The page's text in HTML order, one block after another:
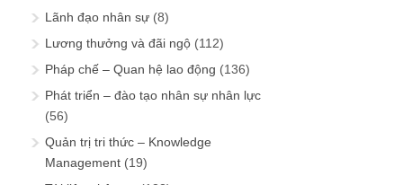
Lãnh đạo nhân sự (8)
Lương thưởng và đãi ngộ (112)
Pháp chế – Quan hệ lao động (136)
Phát triển – đào tạo nhân sự nhân lực
(56)
Quản trị tri thức – Knowledge
Management (19)